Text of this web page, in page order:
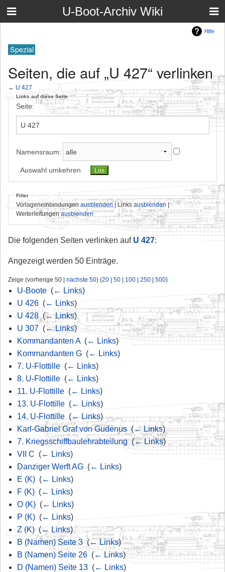
U-Boot-Archiv Wiki
Hilfe
Spezial
Seiten, die auf „U 427“ verlinken
← U 427
Links auf diese Seite
Seite:
Namensraum:
Auswahl umkehren
Filter
Vorlageneinbindungenausblenden| Linksausblenden |
Weiterleitungenausblenden
Die folgenden Seiten verlinken auf U 427:
Angezeigt werden 50 Einträge.
Zeige (vorherige 50 | nächste 50) (20 | 50 | 100 | 250 | 500)
U-Boote‎ (← Links)
U 426‎ (← Links)
U 428‎(← Links)
U 307‎ (← Links)
Kommandanten A‎ (← Links)
Kommandanten G‎ (← Links)
7. U-Flottille‎ (← Links)
8. U-Flottille‎ (← Links)
11. U-Flottille‎ (← Links)
13. U-Flottille‎ (← Links)
14. U-Flottille‎ (← Links)
Karl-Gabriel Graf von Gudenus‎(← Links)
7. Kriegsschiffbaulehrabteilung‎(← Links)
VII C (← Links)
Danziger Werft AG‎ (← Links)
E (K)‎ (← Links)
F (K)‎ (← Links)
O (K)‎ (← Links)
P (K)‎ (← Links)
Z (K)‎(← Links)
B (Namen) Seite 3‎(← Links)
B (Namen) Seite 26‎ (← Links)
D (Namen) Seite 13‎ (← Links)